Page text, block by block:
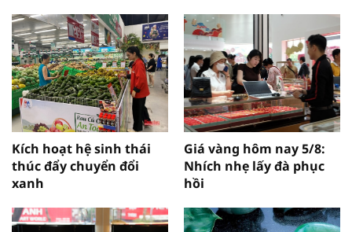
Kích hoạt hệ sinh thái
thúc đẩy chuyển đổi
xanh
Giá vàng hôm nay 5/8:
Nhích nhẹ lấy đà phục
hồi